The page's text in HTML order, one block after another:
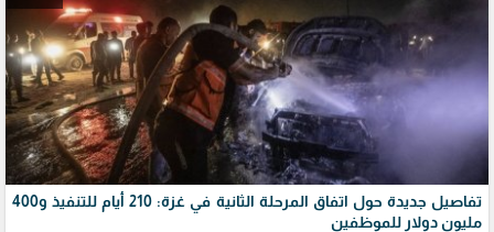
تفاصيل جديدة حول اتفاق المرحلة الثانية في غزة: 210 أيام للتنفيذ و400
مليون دولار للموظفين